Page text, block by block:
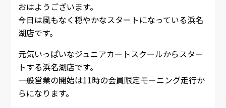
おはようございます。
今日は風もなく穏やかなスタートになっている浜名
湖店です。
元気いっぱいなジュニアカートスクールからスター
トする浜名湖店です。
一般営業の開始は11時の会員限定モーニング走行か
らになります。